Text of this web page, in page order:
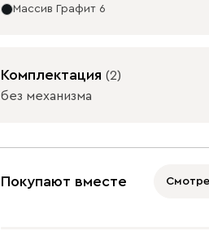
Ультра Тёмно-
Массив Графит 6
Комплектация (2)
без механизма
без механизма с механизмом
Покупают вместе